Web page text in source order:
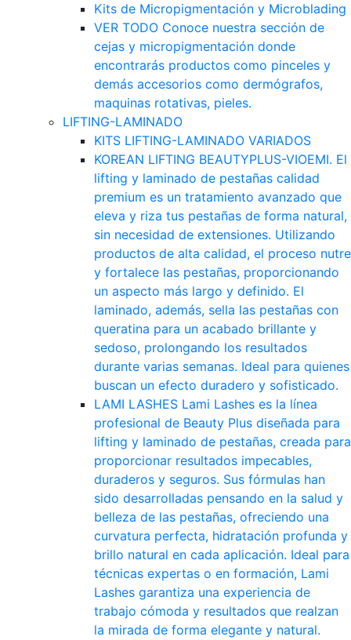
Kits de Micropigmentación y Microblading
VER TODO Conoce nuestra sección de
cejas y micropigmentación donde
encontrarás productos como pinceles y
demás accesorios como dermógrafos,
maquinas rotativas, pieles.
LIFTING-LAMINADO
KITS LIFTING-LAMINADO VARIADOS
KOREAN LIFTING BEAUTYPLUS-VIOEMI. El
lifting y laminado de pestañas calidad
premium es un tratamiento avanzado que
eleva y riza tus pestañas de forma natural,
sin necesidad de extensiones. Utilizando
productos de alta calidad, el proceso nutre
y fortalece las pestañas, proporcionando
un aspecto más largo y definido. El
laminado, además, sella las pestañas con
queratina para un acabado brillante y
sedoso, prolongando los resultados
durante varias semanas. Ideal para quienes
buscan un efecto duradero y sofisticado.
LAMI LASHES Lami Lashes es la línea
profesional de Beauty Plus diseñada para
lifting y laminado de pestañas, creada para
proporcionar resultados impecables,
duraderos y seguros. Sus fórmulas han
sido desarrolladas pensando en la salud y
belleza de las pestañas, ofreciendo una
curvatura perfecta, hidratación profunda y
brillo natural en cada aplicación. Ideal para
técnicas expertas o en formación, Lami
Lashes garantiza una experiencia de
trabajo cómoda y resultados que realzan
la mirada de forma elegante y natural.